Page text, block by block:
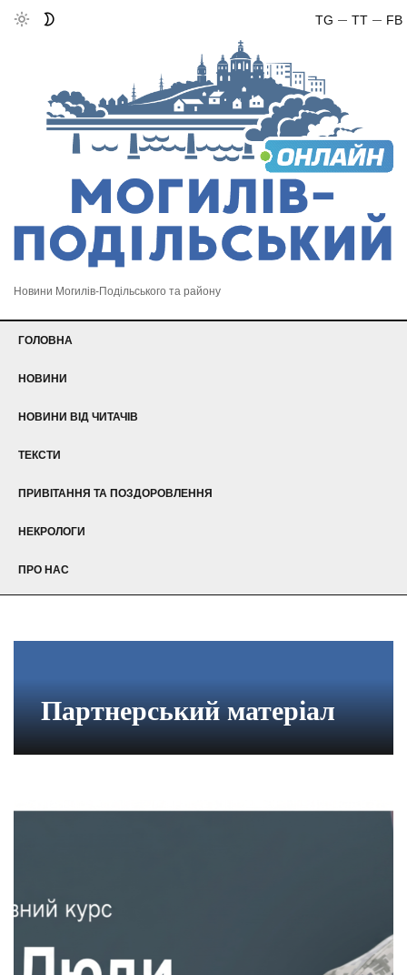
FB
TT
TG
Новини Могилів-Подільського та району
ГОЛОВНА
НОВИНИ
НОВИНИ ВІД ЧИТАЧІВ
ТЕКСТИ
ПРИВІТАННЯ ТА ПОЗДОРОВЛЕННЯ
НЕКРОЛОГИ
ПРО НАС
Партнерський матеріал